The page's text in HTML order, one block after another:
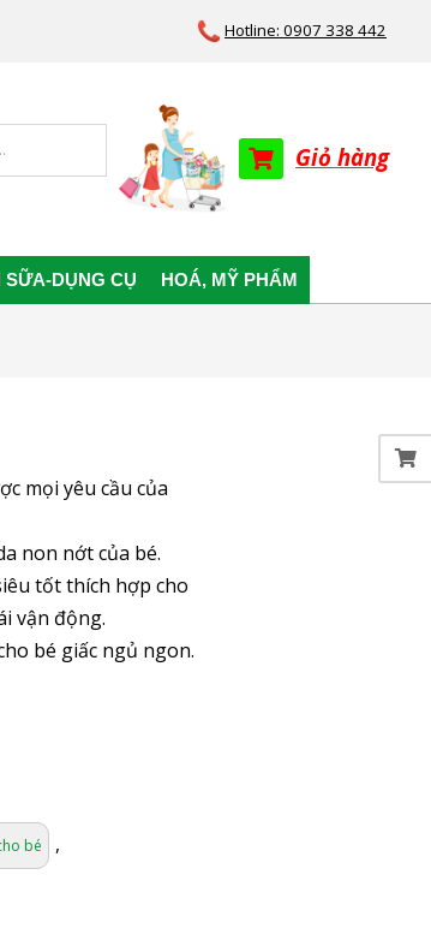
Hotline: 0907 338 442
Giỏ hàng
SỮA-DỤNG CỤ HOÁ, MỸ PHẨM
mọi yêu cầu của
non nớt của bé.
tốt thích hợp cho
vận động.
bé giấc ngủ ngon.
bé ,